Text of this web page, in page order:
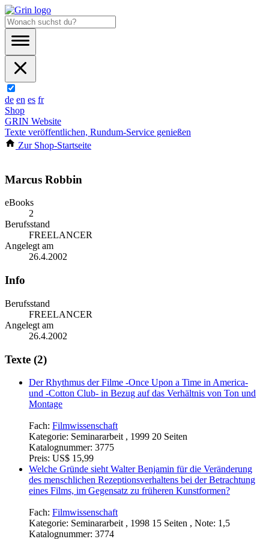
de en es fr
Shop
GRIN Website
Texte veröffentlichen, Rundum-Service genießen
Zur Shop-Startseite
Marcus Robbin
eBooks
2
Berufsstand
FREELANCER
Angelegt am
26.4.2002
Info
Berufsstand
FREELANCER
Angelegt am
26.4.2002
Texte (2)
Der Rhythmus der Filme -Once Upon a Time in America-
und -Cotton Club- in Bezug auf das Verhältnis von Ton und
Montage
Fach:Filmwissenschaft
Kategorie: Seminararbeit , 1999 20 Seiten
Katalognummer:3775
Preis:US$ 15,99
Welche Gründe sieht Walter Benjamin für die Veränderung
eines Films, im Gegensatz zu früheren Kunstformen?